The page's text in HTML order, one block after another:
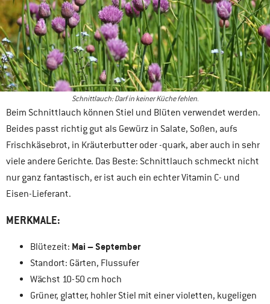
Schnittlauch: Darf in keiner Küche fehlen.
Beim Schnittlauch können Stiel und Blüten verwendet werden.
Beides passt richtig gut als Gewürz in Salate, Soßen, aufs
Frischkäsebrot, in Kräuterbutter oder -quark, aber auch in sehr
viele andere Gerichte. Das Beste: Schnittlauch schmeckt nicht
nur ganz fantastisch, er ist auch ein echter Vitamin C- und
Eisen-Lieferant.
MERKMALE:
Blütezeit: Mai – September
Standort: Gärten, Flussufer
Wächst 10-50 cm hoch
Grüner, glatter, hohler Stiel mit einer violetten, kugeligen